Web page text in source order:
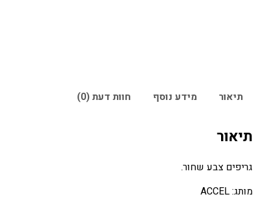
תיאור
מידע נוסף חוות דעת (0)
תיאור
גריפים צבע שחור.
מותג: ACCEL